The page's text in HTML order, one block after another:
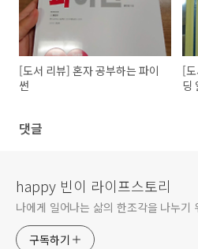
[도서 리뷰] 혼자 공부하는 파이
썬
[
딩
댓글
happy 빈이 라이프스토리
나에게 일어나는 삶의 한조각을 나누기
구독하기